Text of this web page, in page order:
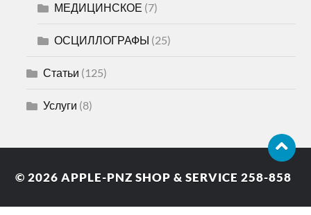
МЕДИЦИНСКОЕ (7)
ОСЦИЛЛОГРАФЫ (25)
Статьи (125)
Услуги (8)
© 2026APPLE-PNZ SHOP & SERVICE 258-858